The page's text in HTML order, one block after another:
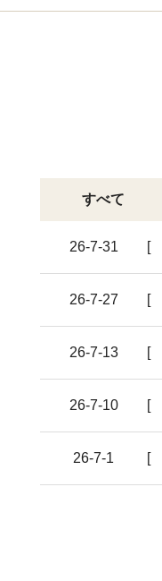
すべて
26-7-31
26-7-27
26-7-13
26-7-10
26-7-1